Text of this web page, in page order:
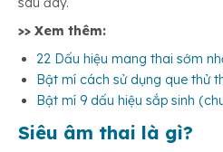
>> Xem thêm:
22 Dấu hiệu mang thai sớm
Bật mí cách sử dụng que thử
Bật mí 9 dấu hiệu sắp sinh
Siêu âm thai là gì?